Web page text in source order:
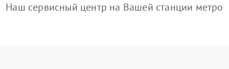
Наш сервисный центр на Вашей станции метро